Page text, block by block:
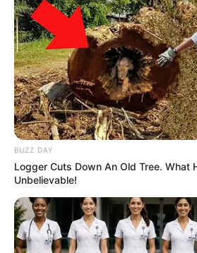
Câmara dos
quinquênios, sexta-
entram no debate.
Motos e bicicletas
passo a passo para
promulgar PEC 14 em
Presidente Kennedy
seletivo para
Combate às
BUZZ DAY
Logger Cuts Down An Old Tree. What
Unbelievable!